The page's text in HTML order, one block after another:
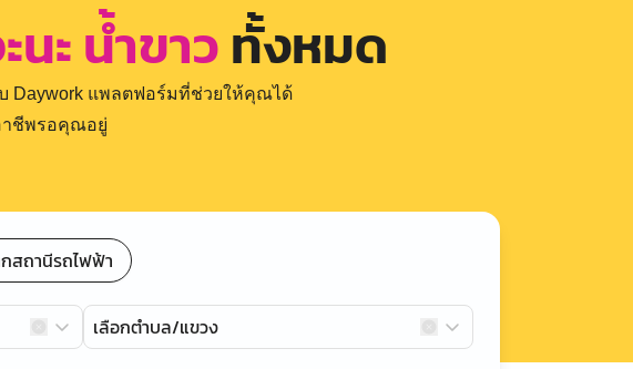
นะ น้ำขาวทั้งหมด
แพลตฟอร์มที่ช่วยให้คุณได้
าชีพรอคุณอยู่
สถานีรถไฟฟ้า
เลือกตำบล/แขวง